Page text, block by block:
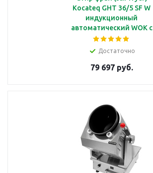
Kocateq GHT 36/5 SF W
индукционный
автоматический WOK с
чашей диаметром Ø36
см, с душем, 4.7 кВт
Достаточно
79 697 руб.